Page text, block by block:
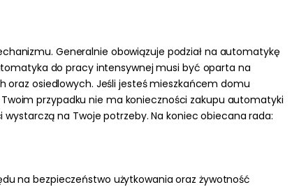
Generalnie obowiązuje podział na automatykę
do pracy intensywnej musi być oparta na
oraz osiedlowych. Jeśli jesteś mieszkańcem domu
Twoim przypadku nie ma konieczności zakupu automatyki
wystarczą na Twoje potrzeby.Na koniec obiecana rada:
na bezpieczeństwo użytkowania oraz żywotność